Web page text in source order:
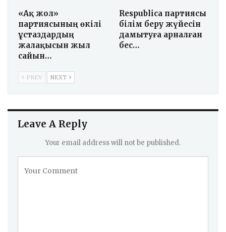
«Ақ жол»
партиясының өкілі
ұстаздардың
жалақысын жыл
сайын…
Respublica партиясы
білім беру жүйесін
дамытуға арналған
бес…
PREV NEXT
Leave A Reply
Your email address will not be published.